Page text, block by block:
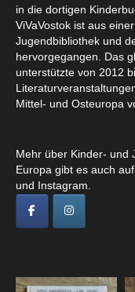
in die dortigen
ViVaVostok ist aus
Jugendbibliothek und
hervorgegangen. Das
unterstützte von 2012
Mittel- und Osteuropa
Mehr über Kinder- und
Europa gibt es auch
und Instagram.